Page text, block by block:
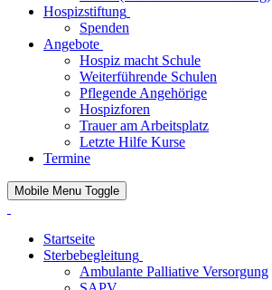
Hospizstiftung
Spenden
Angebote
Hospiz macht Schule
Weiterführende Schulen
Pflegende Angehörige
Hospizforen
Trauer am Arbeitsplatz
Letzte Hilfe Kurse
Termine
Mobile Menu Toggle
Startseite
Sterbebegleitung
Ambulante Palliative Versorgung